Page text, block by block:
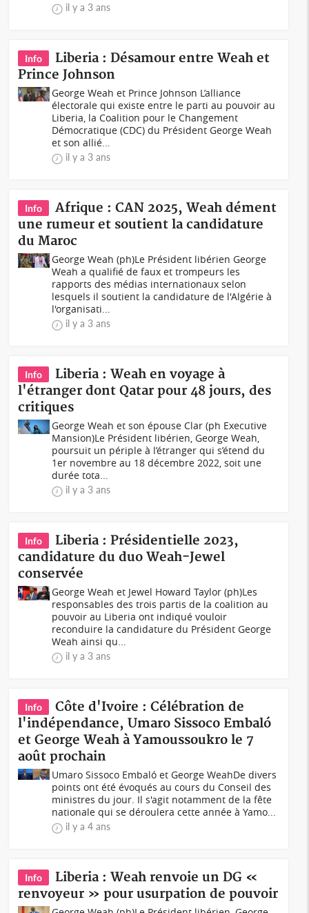
il y a 3 ans
Info
Liberia : Désamour entre Weah et
Prince Johnson
George Weah et Prince Johnson L’alliance
électorale qui existe entre le parti au pouvoir au
Liberia, la Coalition pour le Changement
Démocratique (CDC) du Président George Weah
et son allié...
il y a 3 ans
Info
Afrique : CAN 2025, Weah dément
une rumeur et soutient la candidature
du Maroc
George Weah (ph)Le Président libérien George
Weah a qualifié de faux et trompeurs les
rapports des médias internationaux selon
lesquels il soutient la candidature de l'Algérie à
l'organisati...
il y a 3 ans
Info
Liberia : Weah en voyage à
l'étranger dont Qatar pour 48 jours, des
critiques
George Weah et son épouse Clar (ph Executive
Mansion)Le Président libérien, George Weah,
poursuit un périple à l’étranger qui s’étend du
1er novembre au 18 décembre 2022, soit une
durée tota...
il y a 3 ans
Info
Liberia : Présidentielle 2023,
candidature du duo Weah-Jewel
conservée
George Weah et Jewel Howard Taylor (ph)Les
responsables des trois partis de la coalition au
pouvoir au Liberia ont indiqué vouloir
reconduire la candidature du Président George
Weah ainsi qu...
il y a 3 ans
Info
Côte d'Ivoire : Célébration de
l'indépendance, Umaro Sissoco Embaló
et George Weah à Yamoussoukro le 7
août prochain
Umaro Sissoco Embaló et George WeahDe divers
points ont été évoqués au cours du Conseil des
ministres du jour. Il s'agit notamment de la fête
nationale qui se déroulera cette année à Yamo...
il y a 4 ans
Info
Liberia : Weah renvoie un DG «
renvoyeur » pour usurpation de pouvoir